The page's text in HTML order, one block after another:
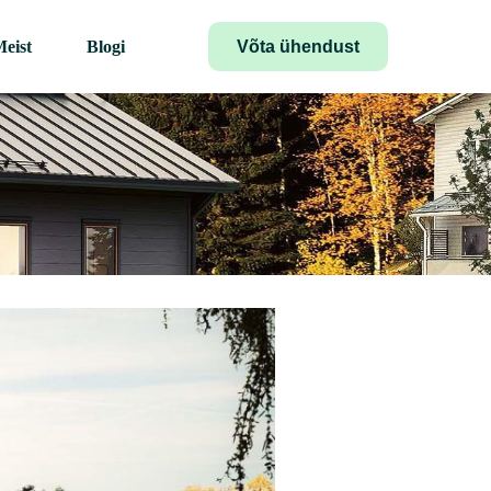
Blogi Võta ühendust